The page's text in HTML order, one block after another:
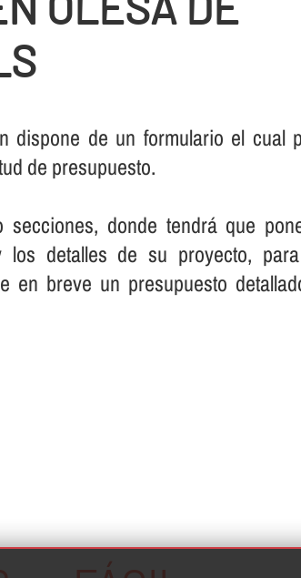
dispone de un formulario el cual
de presupuesto.
donde tendrá que
los detalles de su proyecto,
en breve un presupuesto